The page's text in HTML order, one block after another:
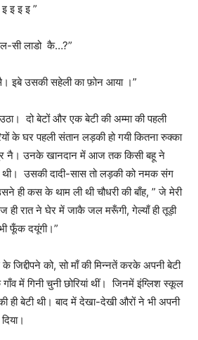
इ इ इ ”
सी लाडो कै…?”
इबे उसकी सहेली का फ़ोन आया ।”
दो बेटों और एक बेटी की अम्मा की पहली
के घर पहली संतान लड़की हो गयी कितना रुक्का
नै। उनके खानदान में आज तक किसी बहू ने
थी। उसकी दादी-सास तो लड़की को नमक संग
ही कस के थाम ली थी चौधरी की बाँह, ” जे मेरी
ही रात ने घेर में जाकै जल मरूँगी, गेल्याँ ही तूड़ी
फूँक दयूंगी।”
जिद्दीपने को, सो माँ की मिन्नतें करके अपनी बेटी
में गिनी चुनी छोरियां थीं। जिनमें इंग्लिश स्कूल
ही बेटी थी। बाद में देखा-देखी औरों ने भी अपनी